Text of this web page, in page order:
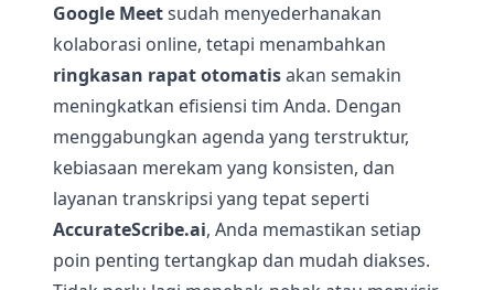
Google Meetsudah menyederhanakan
kolaborasi online, tetapi menambahkan
ringkasan rapat otomatisakan semakin
meningkatkan efisiensi tim Anda. Dengan
menggabungkan agenda yang terstruktur,
kebiasaan merekam yang konsisten, dan
layanan transkripsi yang tepat seperti
AccurateScribe.ai, Anda memastikan setiap
poin penting tertangkap dan mudah diakses.